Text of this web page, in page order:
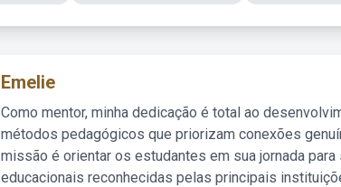
Emelie
Como mentor, minha dedicação é total ao
métodos pedagógicos que priorizam conexões
missão é orientar os estudantes em sua jornada
educacionais reconhecidas pelas principais